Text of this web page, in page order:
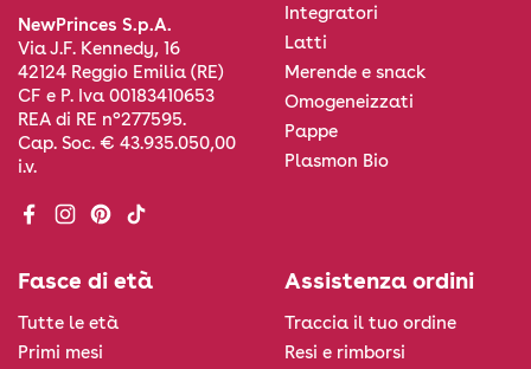
NewPrinces S.p.A.
Via J.F. Kennedy, 16
42124 Reggio Emilia (RE)
CF e P. Iva 00183410653
REA di RE n°277595.
Cap. Soc. € 43.935.050,00
i.v.
Facebook
Instagram
Pinterest
TikTok
Integratori
Latti
Merende e snack
Omogeneizzati
Pappe
Plasmon Bio
Fasce di età
Tutte le età
Primi mesi
Assistenza ordini
Traccia il tuo ordine
Resi e rimborsi